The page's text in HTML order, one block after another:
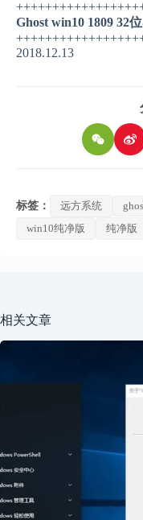
Ghost win10 1809 32
2018.12.13
标签： 远方系统
win10纯净版
纯净版
相关文章